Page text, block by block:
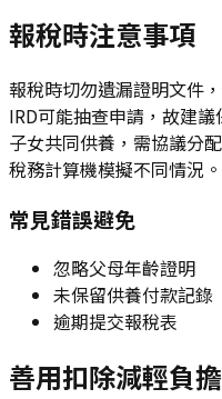
報稅時注意事項
報稅時切勿遺漏證明文件
IRD可能抽查申請，故建
子女共同供養，需協議分
稅務計算機模擬不同情況
常見錯誤避免
忽略父母年齡證明
未保留供養付款記錄
逾期提交報稅表
善用扣除減輕負擔